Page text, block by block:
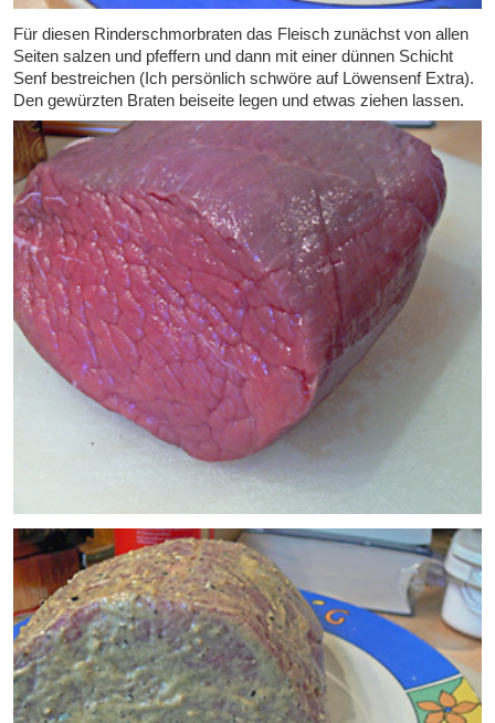
Für diesen Rinderschmorbraten das Fleisch zunächst von allen
Seiten salzen und pfeffern und dann mit einer dünnen Schicht
Senf bestreichen (Ich persönlich schwöre auf Löwensenf Extra).
Den gewürzten Braten beiseite legen und etwas ziehen lassen.